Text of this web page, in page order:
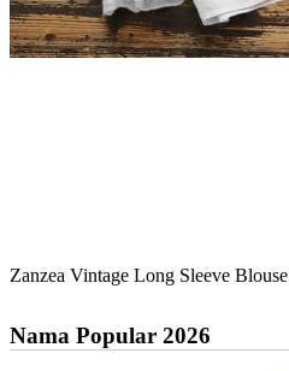
Zanzea Vintage Long Sleeve Blouse
Nama Popular 2026